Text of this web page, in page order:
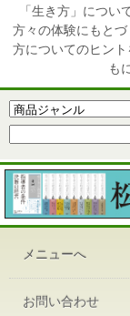
「生き方」につ
方々の体験にもと
方についてのヒン
も
メニューへ
お問い合わせ